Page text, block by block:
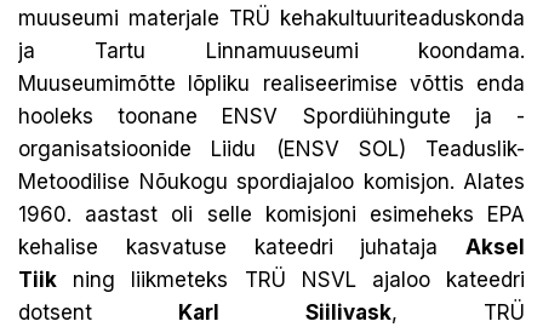
muuseumi materjale TRÜ kehakultuuriteaduskonda
ja Tartu Linnamuuseumi koondama.
Muuseumimõtte lõpliku realiseerimise võttis enda
hooleks toonane ENSV Spordiühingute ja -
organisatsioonide Liidu (ENSV SOL) Teaduslik-
Metoodilise Nõukogu spordiajaloo komisjon. Alates
1960. aastast oli selle komisjoni esimeheks EPA
kehalise kasvatuse kateedri juhataja Aksel
Tiik ning liikmeteks TRÜ NSVL ajaloo kateedri
dotsent
Karl Siilivask, TRÜ